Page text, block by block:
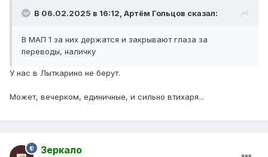
В 06.02.2025 в 16:12, Артём Гольцов сказал:
В МАП 1 за них держатся и закрывают глаза за
переводы, наличку
У нас в Лыткарино не берут.
Может, вечерком, единичные, и сильно втихаря...
Зеркало